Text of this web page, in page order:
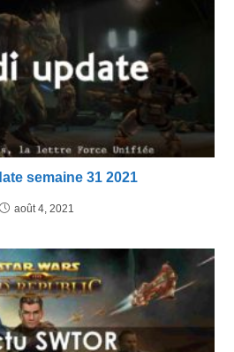
semaine 31 2021
août 4, 2021